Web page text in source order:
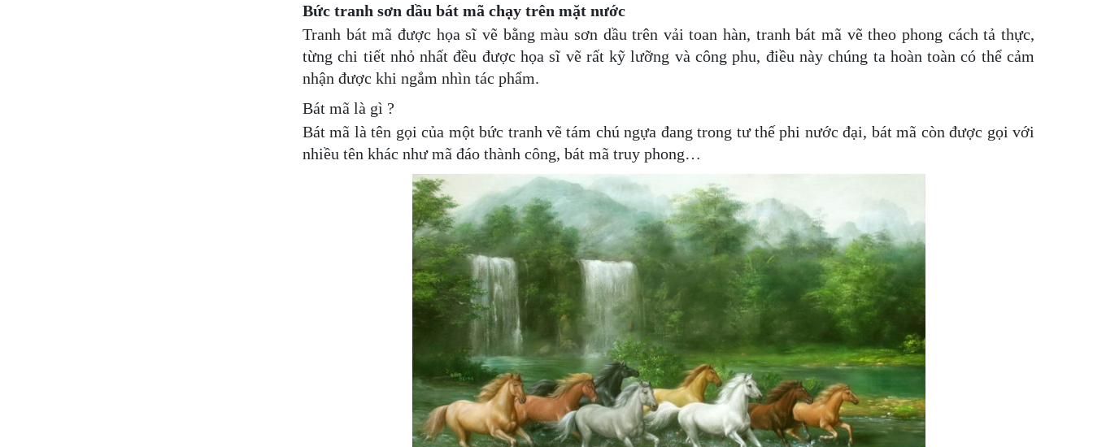
Bức tranh sơn dầu bát mã chạy trên mặt nước
Tranh bát mã được họa sĩ vẽ bằng màu sơn dầu trên vải toan hàn, tranh bát mã vẽ theo phong cách tả thực,
từng chi tiết nhỏ nhất đều được họa sĩ vẽ rất kỹ lưỡng và công phu, điều này chúng ta hoàn toàn có thể cảm
nhận được khi ngắm nhìn tác phẩm.
Bát mã là gì ?
Bát mã là tên gọi của một bức tranh vẽ tám chú ngựa đang trong tư thế phi nước đại, bát mã còn được gọi với
nhiều tên khác như mã đáo thành công, bát mã truy phong…